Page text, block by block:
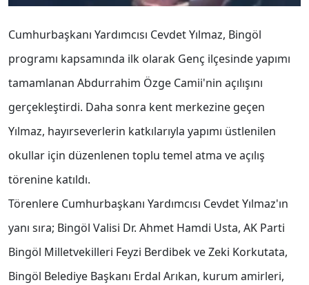
Cumhurbaşkanı Yardımcısı Cevdet Yılmaz, Bingöl
programı kapsamında ilk olarak Genç ilçesinde yapımı
tamamlanan Abdurrahim Özge Camii'nin açılışını
gerçekleştirdi. Daha sonra kent merkezine geçen
Yılmaz, hayırseverlerin katkılarıyla yapımı üstlenilen
okullar için düzenlenen toplu temel atma ve açılış
törenine katıldı.
Törenlere Cumhurbaşkanı Yardımcısı Cevdet Yılmaz'ın
yanı sıra; Bingöl Valisi Dr. Ahmet Hamdi Usta, AK Parti
Bingöl Milletvekilleri Feyzi Berdibek ve Zeki Korkutata,
Bingöl Belediye Başkanı Erdal Arıkan, kurum amirleri,